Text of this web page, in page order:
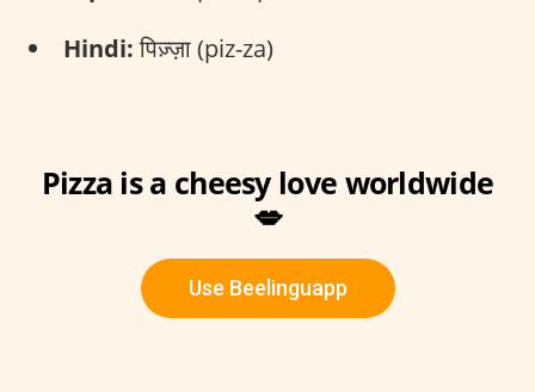
Hindi:पिज़्ज़ा (piz-za)
Pizza is a cheesy love worldwide
💋
Use Beelinguapp